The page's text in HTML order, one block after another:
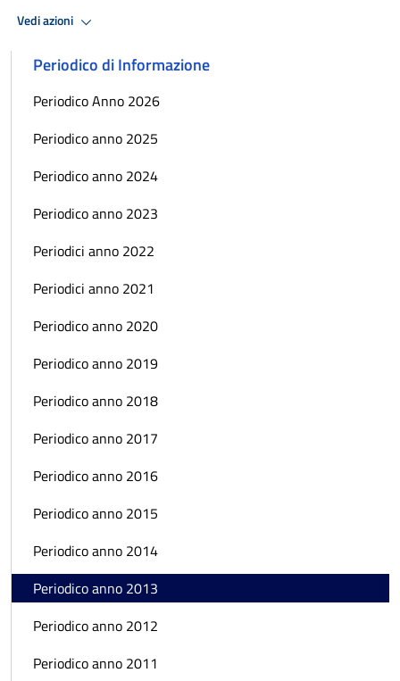
Vedi azioni
Periodico di Informazione
Periodico Anno 2026
Periodico anno 2025
Periodico anno 2024
Periodico anno 2023
Periodici anno 2022
Periodici anno 2021
Periodico anno 2020
Periodico anno 2019
Periodico anno 2018
Periodico anno 2017
Periodico anno 2016
Periodico anno 2015
Periodico anno 2014
Periodico anno 2013
Periodico anno 2012
Periodico anno 2011